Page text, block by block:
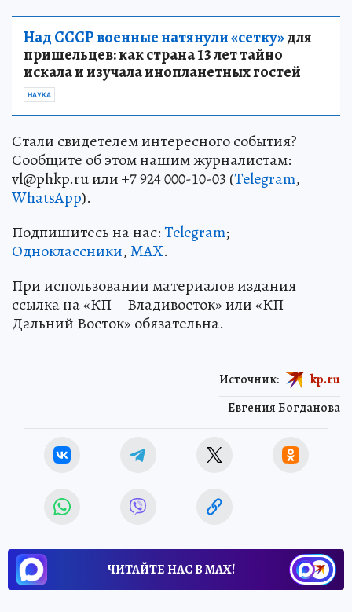
Над СССР военные натянули «сетку»для
пришельцев: как страна 13 лет тайно
искала и изучала инопланетных гостей
НАУКА
Стали свидетелем интересного события?
Сообщите об этом нашим журналистам:
vl@phkp.ru или +7 924 000-10-03 (Telegram,
WhatsApp).
Подпишитесь на нас:Telegram;
Одноклассники,MAX.
При использовании материалов издания
ссылка на «КП – Владивосток» или «КП –
Дальний Восток» обязательна.
Евгения Богданова
Источник: kp.ru
ЧИТАЙТЕ НАС В МАХ!